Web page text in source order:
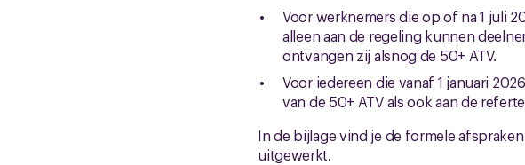
Voor werknemers die op of na 1 juli
alleen aan de regeling kunnen
ontvangen zij alsnog de 50+ ATV.
Voor iedereen die vanaf 1 januari
van de 50+ ATV als ook aan de
In de bijlage vind je de formele
uitgewerkt.